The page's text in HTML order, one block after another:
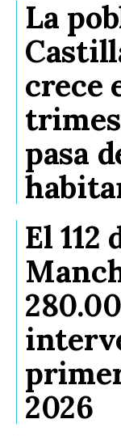
La
crece
pasa
El 112
2026